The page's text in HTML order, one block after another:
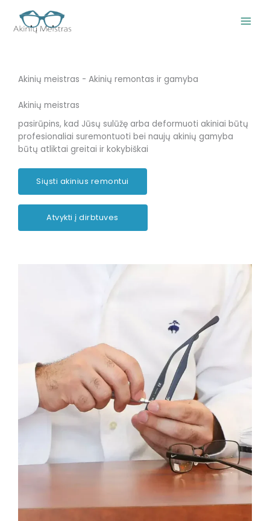
turinio
Akinių meistras - Akinių remontas ir gamyba
Akinių meistras
pasirūpins, kad Jūsų sulūžę arba deformuoti akiniai būtų
profesionaliai suremontuoti bei naujų akinių gamyba
būtų atliktai greitai ir kokybiškai
Siųsti akinius remontui
Atvykti į dirbtuves